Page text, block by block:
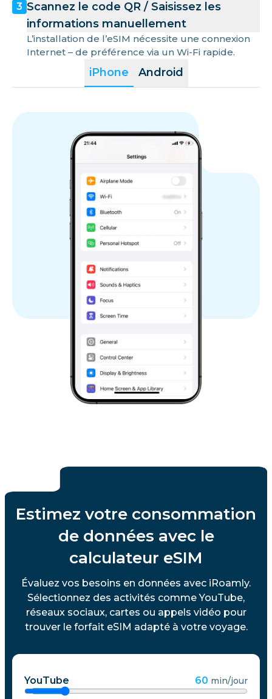
iPhone Android
3 Scannez le code QR / Saisissez les
informations manuellement
L’installation de l’eSIM nécessite une connexion
Internet – de préférence via un Wi-Fi rapide.
Estimez votre consommation
de données avec le
calculateur eSIM
Évaluez vos besoins en données avec iRoamly.
Sélectionnez des activités comme YouTube,
réseaux sociaux, cartes ou appels vidéo pour
trouver le forfait eSIM adapté à votre voyage.
YouTube 60 min/jour